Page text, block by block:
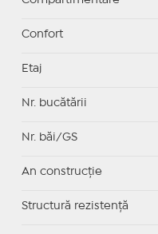
Confort
Etaj
Nr. bucătării
Nr. băi/GS
An construcție
Structură rezistență